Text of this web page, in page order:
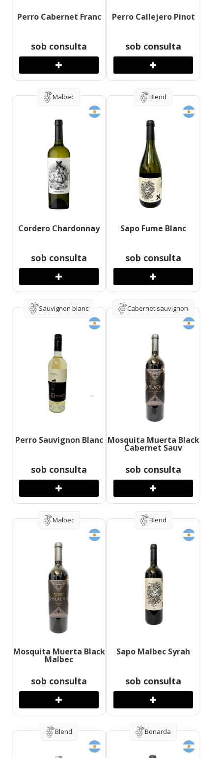
Perro Cabernet Franc
sob consulta
Perro Callejero Pinot
sob consulta
Malbec
Cordero Chardonnay
sob consulta
Blend
Sapo Fume Blanc
sob consulta
Sauvignon blanc
Perro Sauvignon Blanc
sob consulta
Cabernet sauvignon
Mosquita Muerta Black
Cabernet Sauv
sob consulta
Malbec
Mosquita Muerta Black
Malbec
sob consulta
Blend
Sapo Malbec Syrah
sob consulta
Blend Bonarda